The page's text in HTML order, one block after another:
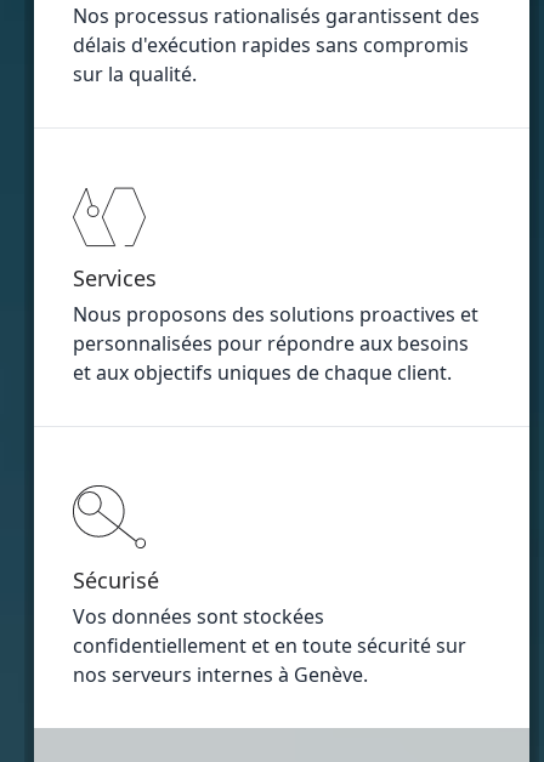
Nos processus rationalisés garantissent des
délais d'exécution rapides sans compromis
sur la qualité.
Services
Nous proposons des solutions proactives et
personnalisées pour répondre aux besoins
et aux objectifs uniques de chaque client.
Sécurisé
Vos données sont stockées
confidentiellement et en toute sécurité sur
nos serveurs internes à Genève.